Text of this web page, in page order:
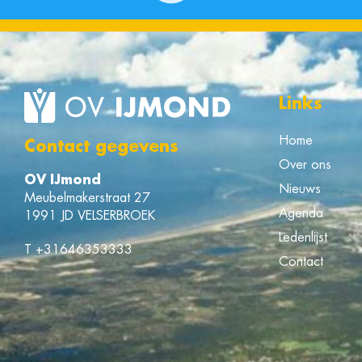
Contact gegevens
OV IJmond
Meubelmakerstraat 27
1991 JD VELSERBROEK
T +31646353333
Links
Home
Over ons
Nieuws
Agenda
Ledenlijst
Contact